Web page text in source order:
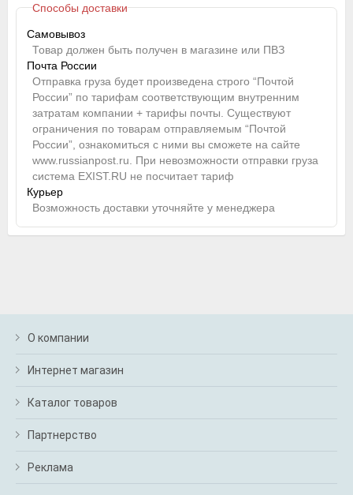
Способы доставки
Самовывоз
Товар должен быть получен в магазине или ПВЗ
Почта России
Отправка груза будет произведена строго “Почтой
России” по тарифам соответствующим внутренним
затратам компании + тарифы почты. Существуют
ограничения по товарам отправляемым “Почтой
России”, ознакомиться с ними вы сможете на сайте
www.russianpost.ru. При невозможности отправки груза
система EXIST.RU не посчитает тариф
Курьер
Возможность доставки уточняйте у менеджера
О компании
Интернет магазин
Каталог товаров
Партнерство
Реклама